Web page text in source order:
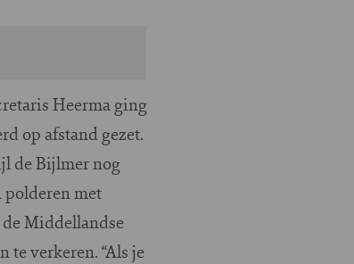
Heerma ging
op afstand gezet.
de Bijlmer nog
polderen met
Middellandse
verkeren. “Als je